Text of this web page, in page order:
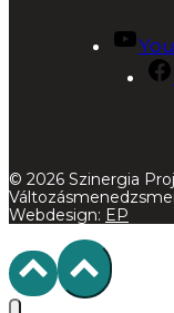
© 2026 Szinergia
Webdesign: EP